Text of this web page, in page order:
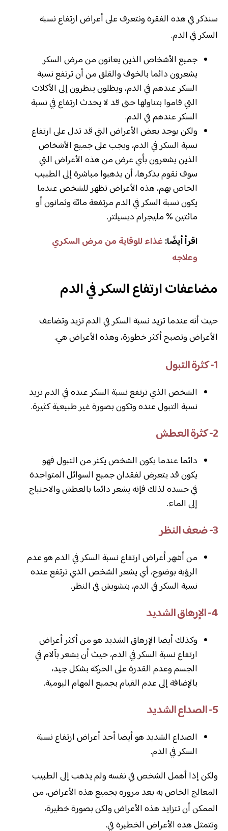
سنذكر في هذه الفقرة ونتعرف على أعراض ارتفاع نسبة
السكر في الدم.
جميع الأشخاص الذين يعانون من مرض السكر
يشعرون دائما بالخوف والقلق من أن ترتفع نسبة
السكر عندهم في الدم، ويظلون ينظرون إلى الأكلات
التي قاموا بتناولها حتى قد لا يحدث ارتفاع في نسبة
السكر عندهم في الدم.
ولكن يوجد بعض الأعراض التي قد تدل على ارتفاع
نسبة السكر في الدم، ويجب على جميع الأشخاص
الذين يشعرون بأي عرض من هذه الأعراض التي
سوف نقوم بذكرها، أن يذهبوا مباشرة إلى الطبيب
الخاص بهم، هذه الأعراض تظهر للشخص عندما
يكون نسبة السكر في الدم مرتفعة مائة وثمانون أو
مائتين % مليجرام ديسيلتر.
اقرأ أيضًا: غذاء للوقاية من مرض السكري
وعلاجه
مضاعفات ارتفاع السكر في الدم
حيث أنه عندما تزيد نسبة السكر في الدم تزيد وتضاعف
الأعراض وتصبح أكثر خطورة، وهذه الأعراض هي.
1- كثرة التبول
الشخص الذي ترتفع نسبة السكر عنده في الدم تزيد
نسبة التبول عنده وتكون بصورة غير طبيعية كثيرة.
2- كثرة العطش
دائما عندما يكون الشخص يكثر من التبول فهو
يكون قد يتعرض لفقدان جميع السوائل المتواجدة
في جسده لذلك فإنه يشعر دائما بالعطش والاحتياج
إلى الماء.
3- ضعف النظر
من أشهر أعراض ارتفاع نسبة السكر في الدم هو عدم
الرؤية بوضوح، أي يشعر الشخص الذي ترتفع عنده
نسبة السكر في الدم، بتشويش في النظر.
4- الإرهاق الشديد
وكذلك أيضا الإرهاق الشديد هو من أكثر أعراض
ارتفاع نسبة السكر في الدم، حيث أن يشعر بآلام في
الجسم وعدم القدرة على الحركة بشكل جيد،
بالإضافة إلى عدم القيام بجميع المهام اليومية.
5- الصداع الشديد
الصداع الشديد هو أيضا أحد أعراض ارتفاع نسبة
السكر في الدم.
ولكن إذا أهمل الشخص في نفسه ولم يذهب إلى الطبيب
المعالج الخاص به بعد مروره بجميع هذه الأعراض، من
الممكن أن تتزايد هذه الأعراض ولكن بصورة خطيرة،
وتتمثل هذه الأعراض الخطيرة في.